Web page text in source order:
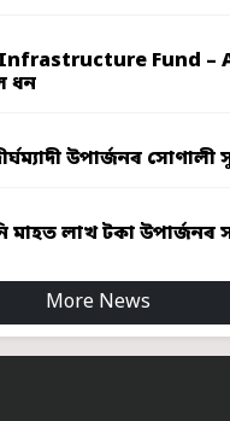
Fund –
ধন
উপাৰ্জনৰ
মাহত লাখ টকা উপাৰ্জনৰ
More News